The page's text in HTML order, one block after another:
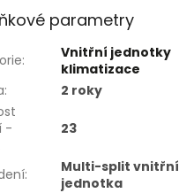
parametry
:
Vnitřní jednotky
klimatizace
:
2 roky
-
23
:
Multi-split vnitřní
jednotka